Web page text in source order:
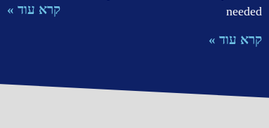
needed
קרא עוד »
קרא עוד »